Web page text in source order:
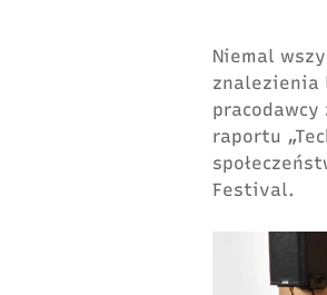
Niemal
znalezienia
raportu
Festival.